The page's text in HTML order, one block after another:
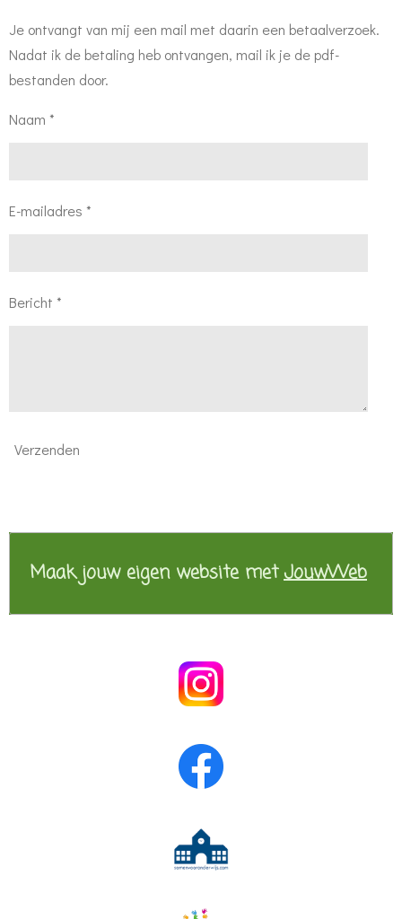
Je ontvangt van mij een mail met daarin een betaalverzoek.
Nadat ik de betaling heb ontvangen, mail ik je de pdf-
bestanden door.
Naam *
E-mailadres *
Bericht *
Verzenden
Maak jouw eigen website metJouwWeb